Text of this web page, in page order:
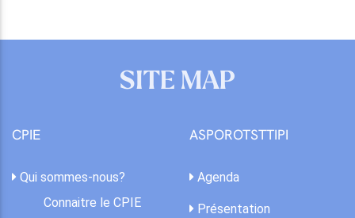
SITE MAP
CPIE
Qui sommes-nous?
Connaitre le CPIE
ASPOROTSTTIPI
Agenda
Présentation